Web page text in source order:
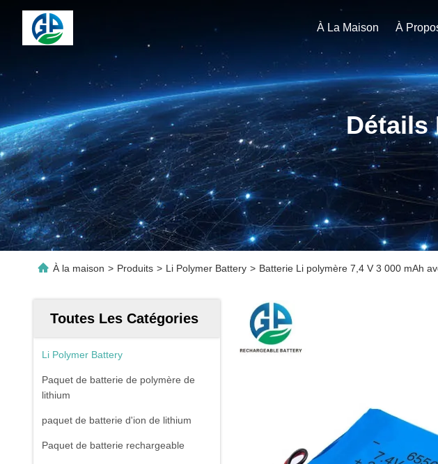
À La Maison
Détails
À la maison > Produits > Li Polymer Battery > Batterie Li polymère 7,4 V 3 000 mAh
Toutes Les Catégories
Li Polymer Battery
Paquet de batterie de polymère de
lithium
paquet de batterie d'ion de lithium
Paquet de batterie rechargeable